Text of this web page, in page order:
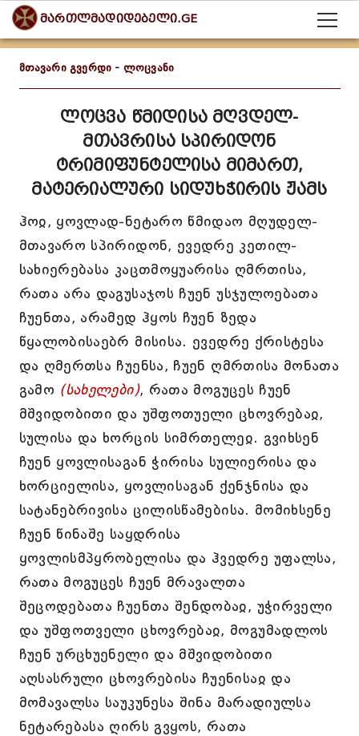
მართლმადიდებელი.GE
მთავარი გვერდი - ლოცვანი
ლოცვა წმიდისა მღვდელ-
მთავრისა სპირიდონ
ტრიმიფუნტელისა მიმართ,
მატერიალური სიდუხჭირის ჟამს
ჰოჲ, ყოვლად-ნეტარო წმიდაო მღუდელ-
მთავარო სპირიდონ, ევედრე კეთილ-
სახიერებასა კაცთმოყუარისა ღმრთისა,
რათა არა დაგუსაჯოს ჩუენ უსჯულოებათა
ჩუენთა, არამედ ჰყოს ჩუენ ზედა
წყალობისაებრ მისისა. ევედრე ქრისტესა
და ღმერთსა ჩუენსა, ჩუენ ღმრთისა მონათა
გამო (სახელები), რათა მოგუცეს ჩუენ
მშვიდობითი და უშფოთუელი ცხოვრებაჲ,
სულისა და ხორცის სიმრთელეჲ. გვიხსენ
ჩუენ ყოვლისაგან ჭირისა სულიერისა და
ხორციელისა, ყოვლისაგან ქენჯნისა და
სატანებრივისა ცილისწამებისა. მომიხსენე
ჩუენ წინაშე საყდრისა
ყოვლისმპყრობელისა და ჰვედრე უფალსა,
რათა მოგუცეს ჩუენ მრავალთა
შეცოდებათა ჩუენთა შენდობაჲ, უჭირველი
და უშფოთველი ცხოვრებაჲ, მოგუმადლოს
ჩუენ ურცხუენელი და მშვიდობითი
აღსასრული ცხოვრებისა ჩუენისაჲ და
მომავალსა საუკუნესა შინა მარადიულსა
ნეტარებასა ღირს გვყოს, რათა